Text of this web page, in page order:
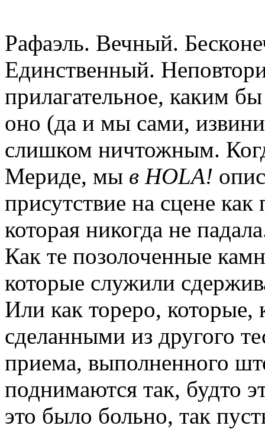
Рафаэль. Вечный.
Единственный.
прилагательное, каким
оно (да и мы сами,
слишком ничтожным.
Мериде, мы в HOLA!
присутствие на сцене
которая никогда не
Как те позолоченные
которые служили
Или как тореро, которые,
сделанными из другого
приема, выполненного
поднимаются так, будто
это было больно, так